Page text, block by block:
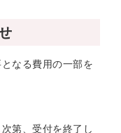
なる費用の一部を
第、受付を終了し